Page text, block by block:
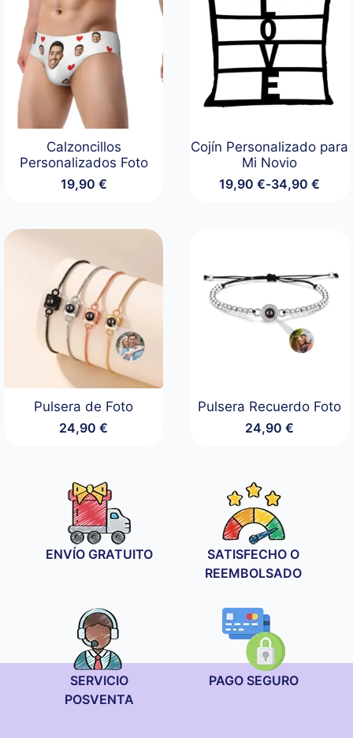
Calzoncillos
Personalizados Foto
19,90 €
Cojín Personalizado para
Mi Novio
19,90 €-34,90 €
Rango
34,90 €
Pulsera de Foto
24,90€
Pulsera Recuerdo Foto
24,90 €
ENVÍO GRATUITO
SATISFECHO O
REEMBOLSADO
SERVICIO
POSVENTA
PAGO SEGURO